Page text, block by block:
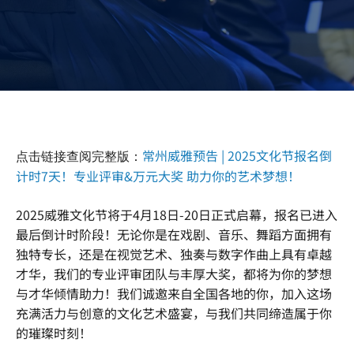
点击链接查阅完整版： 常州威雅预告 | 2025文化节报名倒
计时7天！专业评审&万元大奖 助力你的艺术梦想！
2025威雅文化节将于4月18日-20日正式启幕，报名已进入
最后倒计时阶段！无论你是在戏剧、音乐、舞蹈方面拥有
独特专长，还是在视觉艺术、独奏与数字作曲上具有卓越
才华，我们的专业评审团队与丰厚大奖，都将为你的梦想
与才华倾情助力！我们诚邀来自全国各地的你，加入这场
充满活力与创意的文化艺术盛宴，与我们共同缔造属于你
的璀璨时刻！